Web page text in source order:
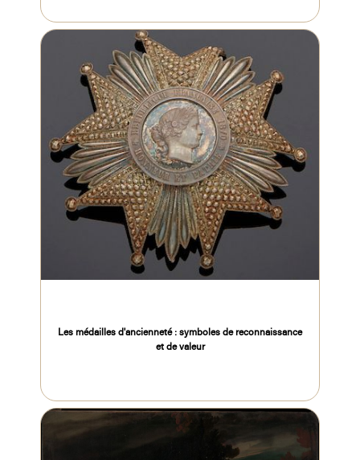
Les médailles d'ancienneté : symboles de reconnaissance
et de valeur